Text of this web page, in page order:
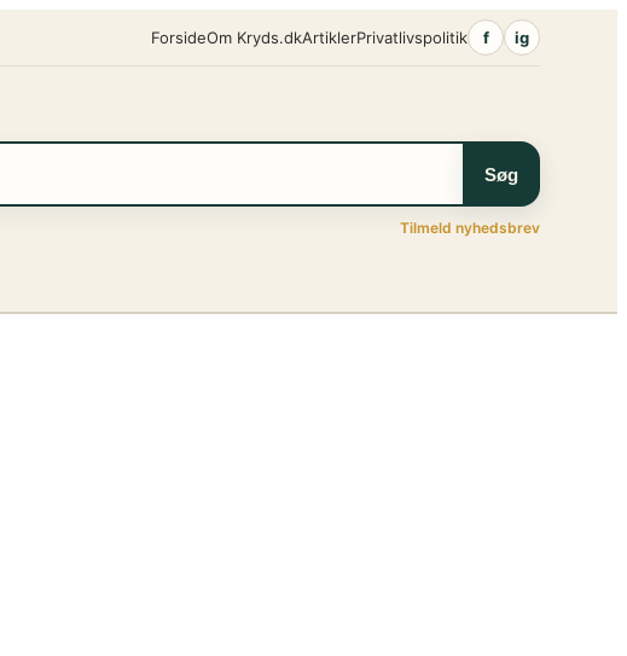
ForsideOm Kryds.dkArtiklerPrivatlivspolitik f ig
Søg
Tilmeld nyhedsbrev